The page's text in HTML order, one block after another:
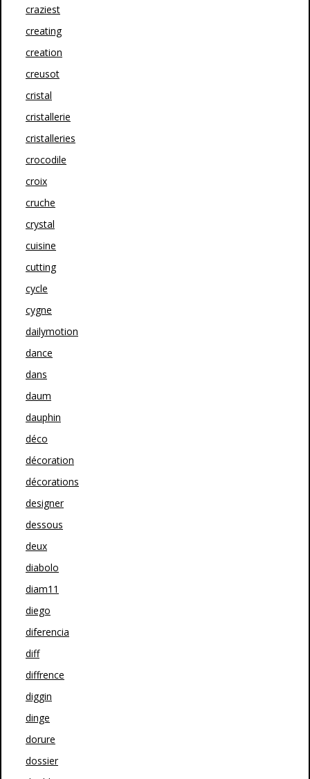
craziest
creating
creation
creusot
cristal
cristallerie
cristalleries
crocodile
croix
cruche
crystal
cuisine
cutting
cycle
cygne
dailymotion
dance
dans
daum
dauphin
déco
décoration
décorations
designer
dessous
deux
diabolo
diam11
diego
diferencia
diff
diffrence
diggin
dinge
dorure
dossier